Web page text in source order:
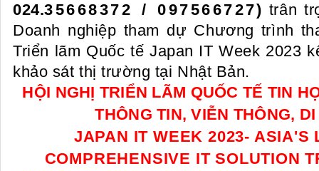
024.35668372 / 097566727) trân
Doanh nghiệp tham dự Chương trình
Triển lãm Quốc tế Japan IT Week 2023
khảo sát thị trường tại Nhật Bản.
HỘI NGHỊ TRIỂN LÃM QUỐC TẾ TIN
THÔNG TIN, VIỄN THÔNG,
JAPAN IT WEEK 2023- ASIA'S
COMPREHENSIVE IT SOLUTION